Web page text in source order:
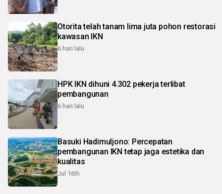
Otorita telah tanam lima juta pohon restorasi
kawasan IKN
6 hari lalu
HPK IKN dihuni 4.302 pekerja terlibat
pembangunan
6 hari lalu
Basuki Hadimuljono: Percepatan
pembangunan IKN tetap jaga estetika dan
kualitas
Jul 16th